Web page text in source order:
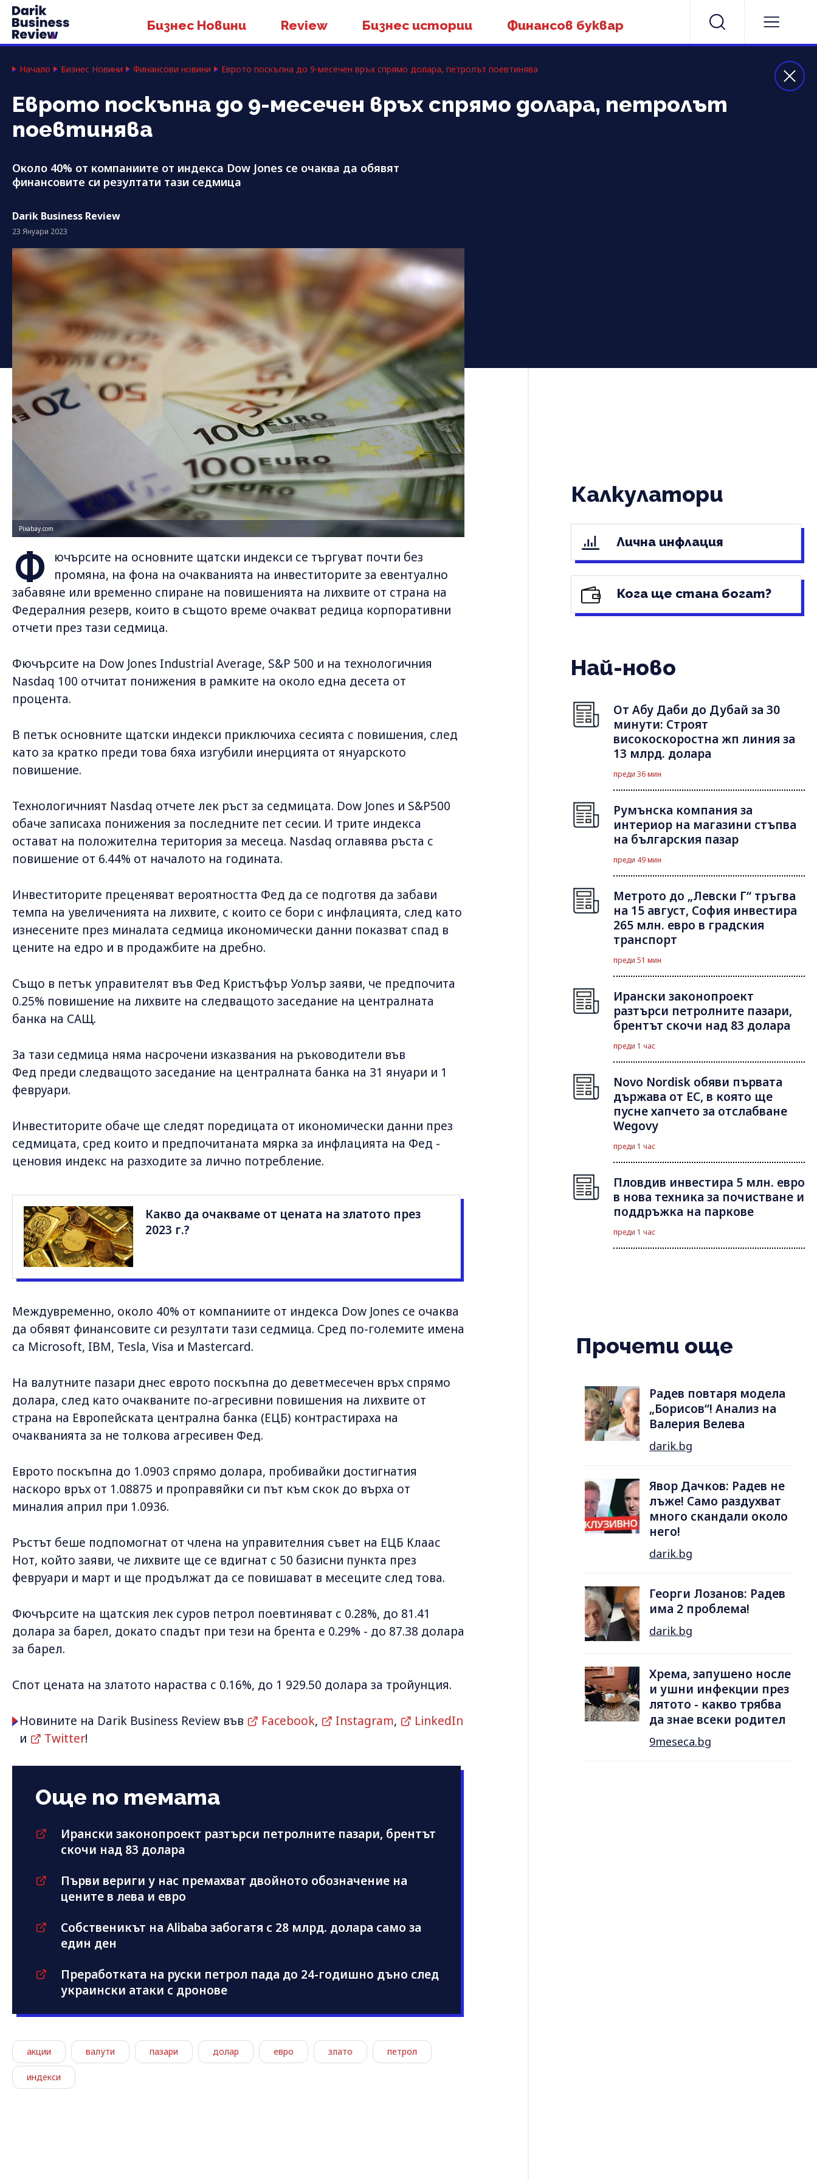
Бизнес Новини Review Бизнес истории Финансов буквар
Начало Бизнес Новини Финансови новини Еврото поскъпна до 9-месечен връх спрямо долара, петролът поевтинява
Еврото поскъпна до 9-месечен връх спрямо долара, петролът
поевтинява
Около 40% от компаниите от индекса Dow Jones се очаква да обявят
финансовите си резултати тази седмица
Darik Business Review
23 Януари 2023
Pixabay.com
Ф
ючърсите на основните щатски индекси се търгуват почти без
промяна, на фона на очакванията на инвеститорите за евентуално
забавяне или временно спиране на повишенията на лихвите от страна на
Федералния резерв, които в същото време очакват редица корпоративни
отчети през тази седмица.
Фючърсите на Dow Jones Industrial Average, S&P 500 и на технологичния
Nasdaq 100 отчитат понижения в рамките на около една десета от
процента.
В петък основните щатски индекси приключиха сесията с повишения, след
като за кратко преди това бяха изгубили инерцията от януарското
повишение.
Технологичният Nasdaq отчете лек ръст за седмицата. Dow Jones и S&P500
обаче записаха понижения за последните пет сесии. И трите индекса
остават на положителна територия за месеца. Nasdaq оглавява ръста с
повишение от 6.44% от началото на годината.
Инвеститорите преценяват вероятността Фед да се подготвя да забави
темпа на увеличенията на лихвите, с които се бори с инфлацията, след като
изнесените през миналата седмица икономически данни показват спад в
цените на едро и в продажбите на дребно.
Също в петък управителят във Фед Кристъфър Уолър заяви, че предпочита
0.25% повишение на лихвите на следващото заседание на централната
банка на САЩ.
За тази седмица няма насрочени изказвания на ръководители във
Фед преди следващото заседание на централната банка на 31 януари и 1
февруари.
Инвеститорите обаче ще следят поредицата от икономически данни през
седмицата, сред които и предпочитаната мярка за инфлацията на Фед -
ценовия индекс на разходите за лично потребление.
Какво да очакваме от цената на златото през
2023 г.?
Междувременно, около 40% от компаниите от индекса Dow Jones се очаква
да обявят финансовите си резултати тази седмица. Сред по-големите имена
са Microsoft, IBM, Tesla, Visa и Mastercard.
На валутните пазари днес еврото поскъпна до деветмесечен връх спрямо
долара, след като очакваните по-агресивни повишения на лихвите от
страна на Европейската централна банка (ЕЦБ) контрастираха на
очакванията за не толкова агресивен Фед.
Еврото поскъпна до 1.0903 спрямо долара, пробивайки достигнатия
наскоро връх от 1.08875 и проправяйки си път към скок до върха от
миналия април при 1.0936.
Ръстът беше подпомогнат от члена на управителния съвет на ЕЦБ Клаас
Нот, който заяви, че лихвите ще се вдигнат с 50 базисни пункта през
февруари и март и ще продължат да се повишават в месеците след това.
Фючърсите на щатския лек суров петрол поевтиняват с 0.28%, до 81.41
долара за барел, докато спадът при тези на брента е 0.29% - до 87.38 долара
за барел.
Спот цената на златото нараства с 0.16%, до 1 929.50 долара за тройунция.
Новините на Darik Business Review във Facebook, Instagram,
LinkedIn
и
Twitter!
Още по темата
Ирански законопроект разтърси петролните пазари, брентът
скочи над 83 долара
Първи вериги у нас премахват двойното обозначение на
цените в лева и евро
Собственикът на Alibaba забогатя с 28 млрд. долара само за
един ден
Преработката на руски петрол пада до 24-годишно дъно след
украински атаки с дронове
акции валути пазари долар евро злато петрол
индекси
Калкулатори
Лична инфлация
Кога ще стана богат?
Най-ново
От Абу Даби до Дубай за 30
минути: Строят
високоскоростна жп линия за
13 млрд. долара
преди 36 мин
Румънска компания за
интериор на магазини стъпва
на българския пазар
преди 49 мин
Метрото до „Левски Г“ тръгва
на 15 август, София инвестира
265 млн. евро в градския
транспорт
преди 51 мин
Ирански законопроект
разтърси петролните пазари,
брентът скочи над 83 долара
преди 1 час
Novo Nordisk обяви първата
държава от ЕС, в която ще
пусне хапчето за отслабване
Wegovy
преди 1 час
Пловдив инвестира 5 млн. евро
в нова техника за почистване и
поддръжка на паркове
преди 1 час
Прочети още
Радев повтаря модела
„Борисов“! Анализ на
Валерия Велева
darik.bg
Явор Дачков: Радев не
лъже! Само раздухват
много скандали около
него!
darik.bg
Георги Лозанов: Радев
има 2 проблема!
darik.bg
Хрема, запушено носле
и ушни инфекции през
лятотo - какво трябва
да знае всеки родител
9meseca.bg